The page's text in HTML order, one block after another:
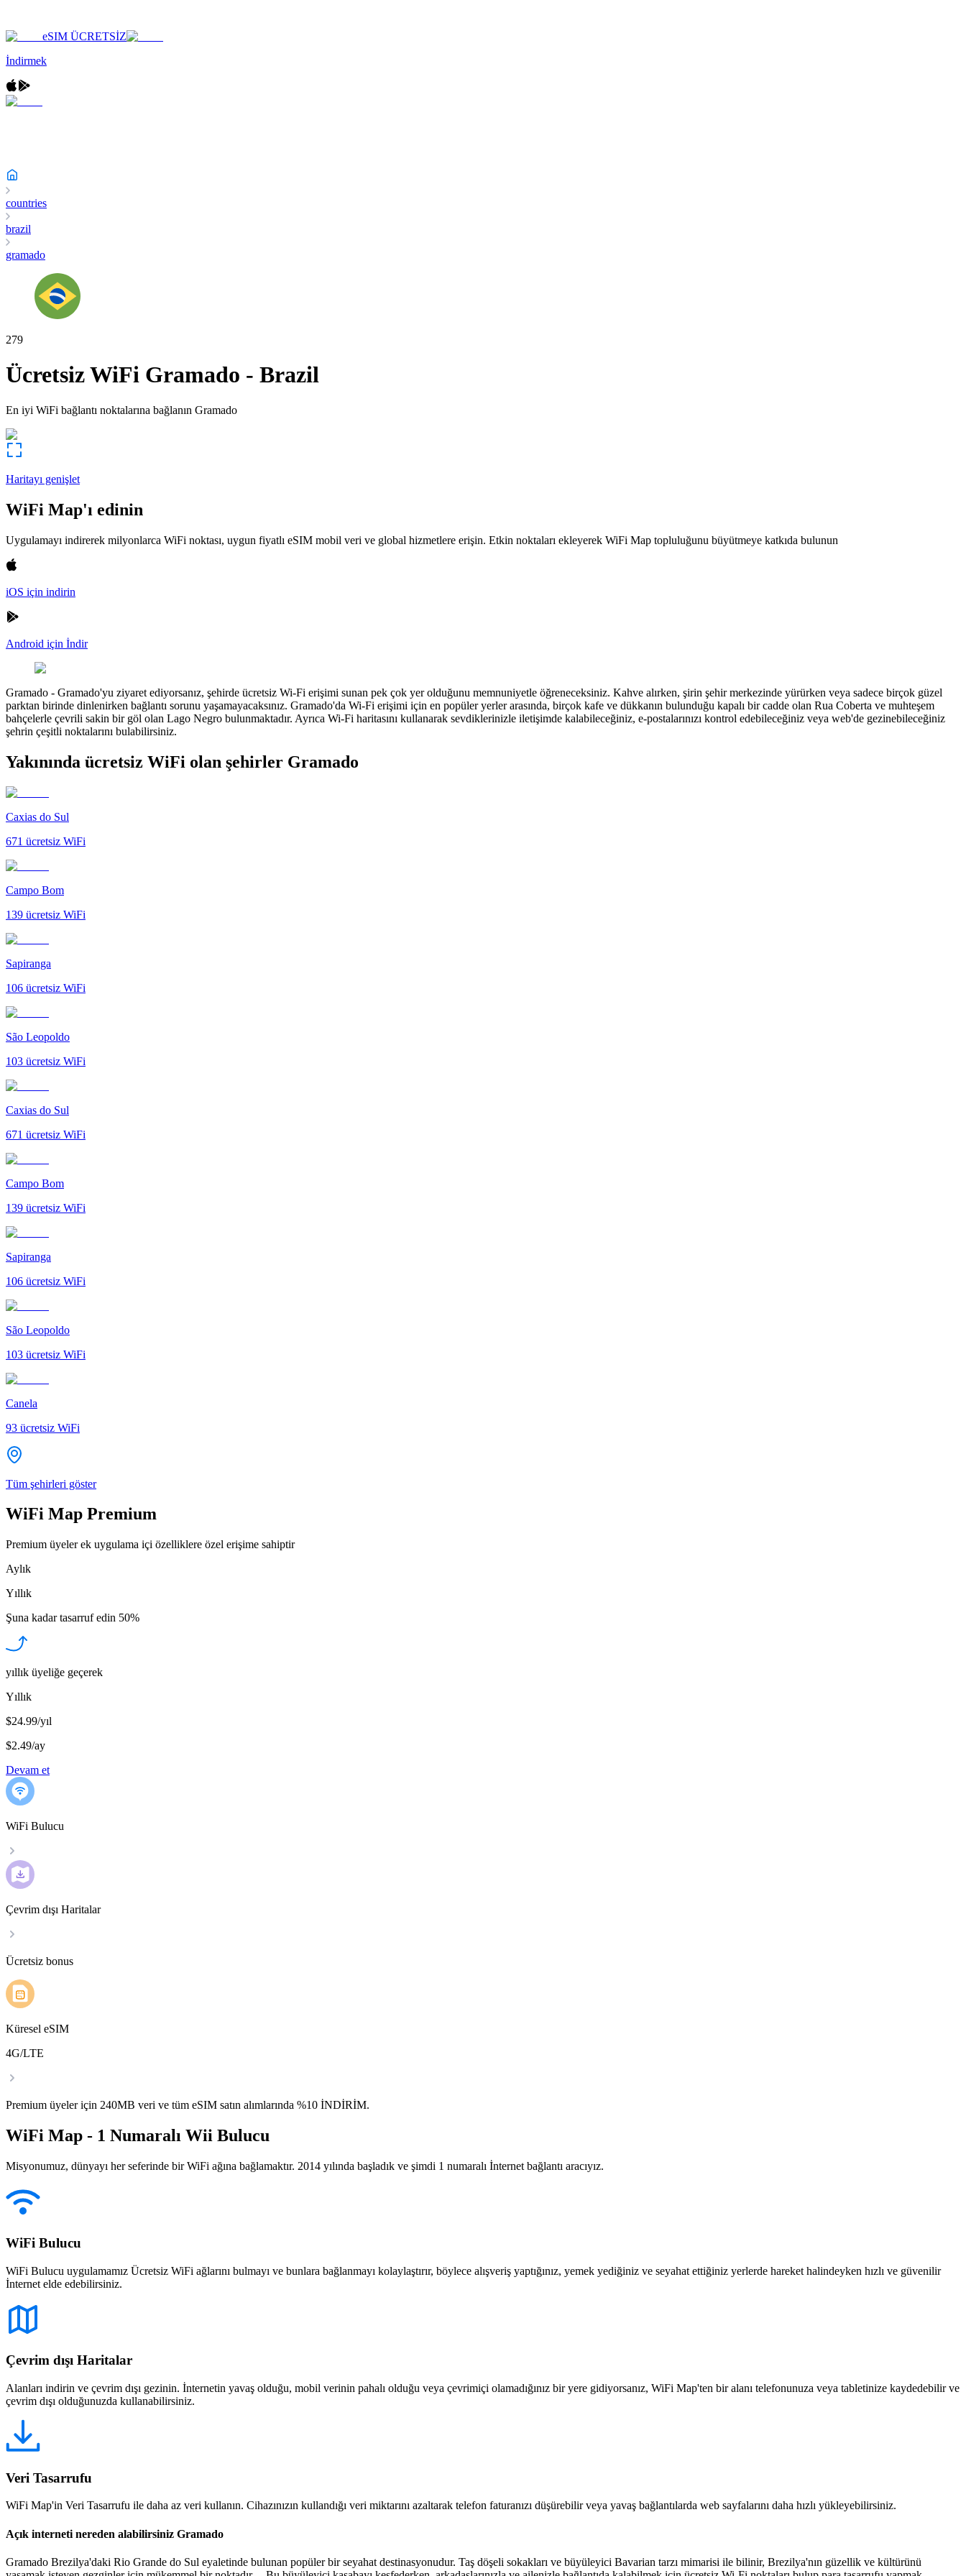
eSIM ÜCRETSİZ
İndirmek
countries
brazil
gramado
279
Ücretsiz WiFi Gramado - Brazil
En iyi WiFi bağlantı noktalarına bağlanın Gramado
Haritayı genişlet
WiFi Map'ı edinin
Uygulamayı indirerek milyonlarca WiFi noktası, uygun fiyatlı eSIM mobil veri ve global hizmetlere erişin. Etkin noktaları ekleyerek WiFi Map topluluğunu büyütmeye katkıda bulunun
iOS için indirin
Android için İndir
Gramado - Gramado'yu ziyaret ediyorsanız, şehirde ücretsiz Wi-Fi erişimi sunan pek çok yer olduğunu memnuniyetle öğreneceksiniz. Kahve alırken, şirin şehir merkezinde yürürken veya sadece birçok güzel
parktan birinde dinlenirken bağlantı sorunu yaşamayacaksınız. Gramado'da Wi-Fi erişimi için en popüler yerler arasında, birçok kafe ve dükkanın bulunduğu kapalı bir cadde olan Rua Coberta ve muhteşem
bahçelerle çevrili sakin bir göl olan Lago Negro bulunmaktadır. Ayrıca Wi-Fi haritasını kullanarak sevdiklerinizle iletişimde kalabileceğiniz, e-postalarınızı kontrol edebileceğiniz veya web'de gezinebileceğiniz
şehrin çeşitli noktalarını bulabilirsiniz.
Yakınında ücretsiz WiFi olan şehirler Gramado
Caxias do Sul
671 ücretsiz WiFi
Campo Bom
139 ücretsiz WiFi
Sapiranga
106 ücretsiz WiFi
São Leopoldo
103 ücretsiz WiFi
Caxias do Sul
671 ücretsiz WiFi
Campo Bom
139 ücretsiz WiFi
Sapiranga
106 ücretsiz WiFi
São Leopoldo
103 ücretsiz WiFi
Canela
93 ücretsiz WiFi
Tüm şehirleri göster
WiFi Map Premium
Premium üyeler ek uygulama içi özelliklere özel erişime sahiptir
Aylık
Yıllık
Şuna kadar tasarruf edin 50%
yıllık üyeliğe geçerek
Yıllık
$24.99/yıl
$2.49/ay
Devam et
WiFi Bulucu
Çevrim dışı Haritalar
Ücretsiz bonus
Küresel eSIM
4G/LTE
Premium üyeler için 240MB veri ve tüm eSIM satın alımlarında %10 İNDİRİM.
WiFi Map - 1 Numaralı Wii Bulucu
Misyonumuz, dünyayı her seferinde bir WiFi ağına bağlamaktır. 2014 yılında başladık ve şimdi 1 numaralı İnternet bağlantı aracıyız.
WiFi Bulucu
WiFi Bulucu uygulamamız Ücretsiz WiFi ağlarını bulmayı ve bunlara bağlanmayı kolaylaştırır, böylece alışveriş yaptığınız, yemek yediğiniz ve seyahat ettiğiniz yerlerde hareket halindeyken hızlı ve güvenilir
İnternet elde edebilirsiniz.
Çevrim dışı Haritalar
Alanları indirin ve çevrim dışı gezinin. İnternetin yavaş olduğu, mobil verinin pahalı olduğu veya çevrimiçi olamadığınız bir yere gidiyorsanız, WiFi Map'ten bir alanı telefonunuza veya tabletinize kaydedebilir ve
çevrim dışı olduğunuzda kullanabilirsiniz.
Veri Tasarrufu
WiFi Map'in Veri Tasarrufu ile daha az veri kullanın. Cihazınızın kullandığı veri miktarını azaltarak telefon faturanızı düşürebilir veya yavaş bağlantılarda web sayfalarını daha hızlı yükleyebilirsiniz.
Açık interneti nereden alabilirsiniz Gramado
Gramado Brezilya'daki Rio Grande do Sul eyaletinde bulunan popüler bir seyahat destinasyonudur. Taş döşeli sokakları ve büyüleyici Bavarian tarzı mimarisi ile bilinir, Brezilya'nın güzellik ve kültürünü